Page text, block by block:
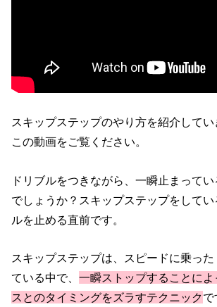
スキップステップのやり方を紹介して
この動画をご覧ください。
ドリブルをつきながら、一瞬止まって
でしょうか？スキップステップをして
ルを止める直前です。
スキップステップは、スピードに乗っ
ている中で、一瞬ストップすることに
スとのタイミングをズラすテクニックで